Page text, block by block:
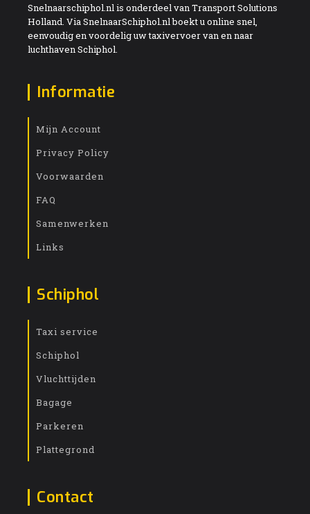
Snelnaarschiphol.nl is onderdeel van Transport Solutions
Holland. Via SnelnaarSchiphol.nl boekt u online snel,
eenvoudig en voordelig uw taxivervoer van en naar
luchthaven Schiphol.
Informatie
Mijn Account
Privacy Policy
Voorwaarden
FAQ
Samenwerken
Links
Schiphol
Taxi service
Schiphol
Vluchttijden
Bagage
Parkeren
Plattegrond
Contact